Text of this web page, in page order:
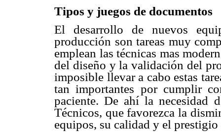
Tipos y juegos de documentos
El desarrollo de nuevos
producción son tareas muy
emplean las técnicas mas
del diseño y la validación del
imposible llevar a cabo estas
tan importantes por cumplir
paciente. De ahí la necesidad
Técnicos, que favorezca la
equipos, su calidad y el